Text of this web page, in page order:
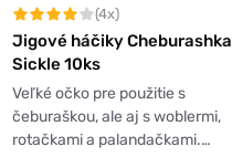
(4x)
Jigové háčiky Cheburashka
Sickle 10ks
Veľké očko pre použitie s
čeburaškou, ale aj s woblermi,
rotačkami a palandačkami.…